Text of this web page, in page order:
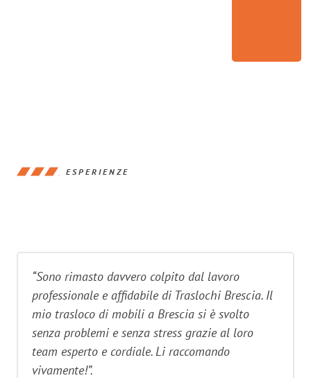
ESPERIENZE
“Sono rimasto davvero colpito dal lavoro
professionale e affidabile di Traslochi Brescia. Il
mio trasloco di mobili a Brescia si è svolto
senza problemi e senza stress grazie al loro
team esperto e cordiale. Li raccomando
vivamente!”.